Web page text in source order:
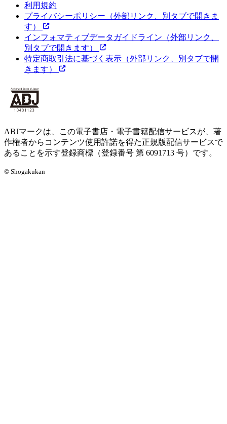
利用規約
プライバシーポリシー （外部リンク、別タブで開きま
す）
インフォマティブデータガイドライン （外部リンク、
別タブで開きます）
特定商取引法に基づく表示 （外部リンク、別タブで開
きます）
ABJマークは、この電子書店・電子書籍配信サービスが、著
作権者からコンテンツ使用許諾を得た正規版配信サービスで
あることを示す登録商標（登録番号 第 6091713 号）です。
© Shogakukan